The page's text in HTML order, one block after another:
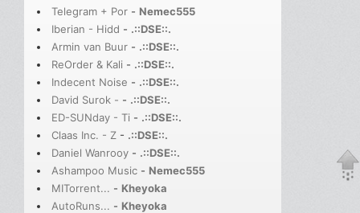
Telegram + Por - Nemec555
Iberian - Hidd - .::DSE::.
Armin van Buur - .::DSE::.
ReOrder & Kali - .::DSE::.
Indecent Noise - .::DSE::.
David Surok - - .::DSE::.
ED-SUNday - Ti - .::DSE::.
Claas Inc. - Z - .::DSE::.
Daniel Wanrooy - .::DSE::.
Ashampoo Music - Nemec555
MITorrent... - Kheyoka
AutoRuns... - Kheyoka